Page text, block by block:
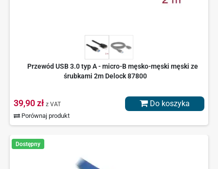
Przewód USB 3.0 typ A - micro-B męsko-męski męski ze
śrubkami 2m Delock 87800
39,90 zł z VAT
Porównaj produkt
Do koszyka
Dostępny